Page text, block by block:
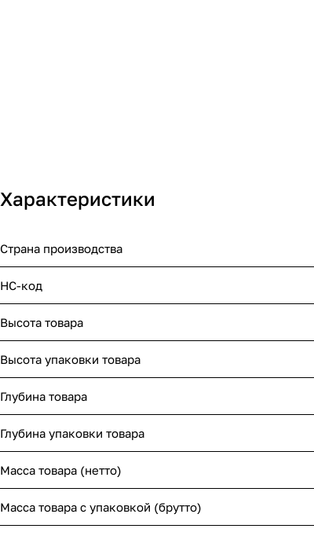
Характеристики
Страна производства
НС-код
Высота товара
Высота упаковки товара
Глубина товара
Глубина упаковки товара
Масса товара (нетто)
Масса товара с упаковкой (брутто)